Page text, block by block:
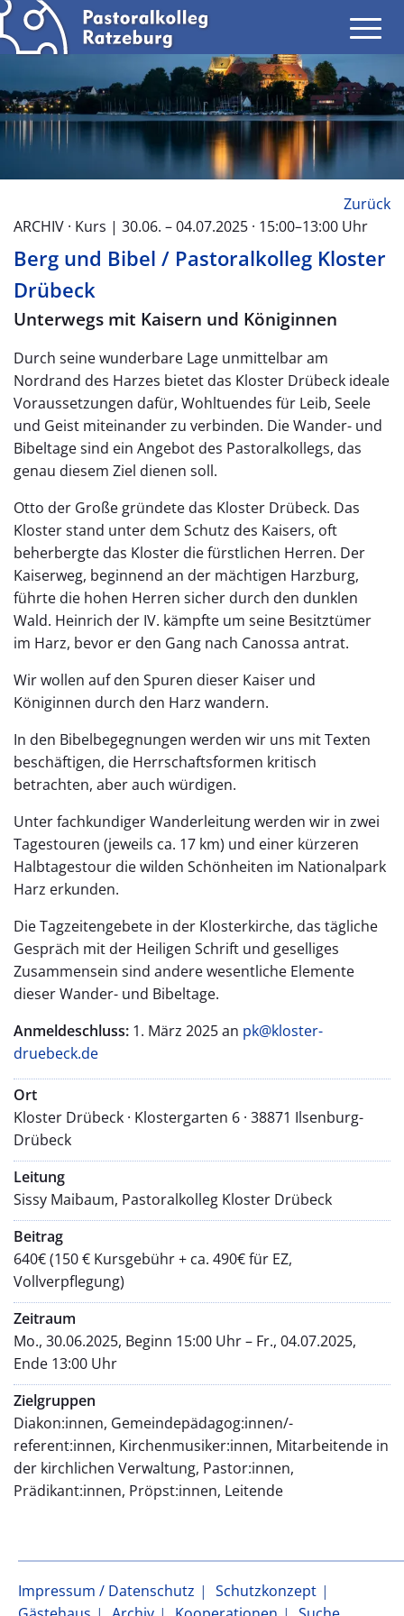
Zurück
ARCHIV · Kurs | 30.06. – 04.07.2025 · 15:00–13:00 Uhr
Berg und Bibel / Pastoralkolleg Kloster
Drübeck
Unterwegs mit Kaisern und Königinnen
Durch seine wunderbare Lage unmittelbar am
Nordrand des Harzes bietet das Kloster Drübeck ideale
Voraussetzungen dafür, Wohltuendes für Leib, Seele
und Geist miteinander zu verbinden. Die Wander- und
Bibeltage sind ein Angebot des Pastoralkollegs, das
genau diesem Ziel dienen soll.
Otto der Große gründete das Kloster Drübeck. Das
Kloster stand unter dem Schutz des Kaisers, oft
beherbergte das Kloster die fürstlichen Herren. Der
Kaiserweg, beginnend an der mächtigen Harzburg,
führte die hohen Herren sicher durch den dunklen
Wald. Heinrich der IV. kämpfte um seine Besitztümer
im Harz, bevor er den Gang nach Canossa antrat.
Wir wollen auf den Spuren dieser Kaiser und
Königinnen durch den Harz wandern.
In den Bibelbegegnungen werden wir uns mit Texten
beschäftigen, die Herrschaftsformen kritisch
betrachten, aber auch würdigen.
Unter fachkundiger Wanderleitung werden wir in zwei
Tagestouren (jeweils ca. 17 km) und einer kürzeren
Halbtagestour die wilden Schönheiten im Nationalpark
Harz erkunden.
Die Tagzeitengebete in der Klosterkirche, das tägliche
Gespräch mit der Heiligen Schrift und geselliges
Zusammensein sind andere wesentliche Elemente
dieser Wander- und Bibeltage.
Anmeldeschluss: 1. März 2025 an pk@kloster-
druebeck.de
Ort
Kloster Drübeck · Klostergarten 6 · 38871 Ilsenburg-
Drübeck
Leitung
Sissy Maibaum, Pastoralkolleg Kloster Drübeck
Beitrag
640€ (150 € Kursgebühr + ca. 490€ für EZ,
Vollverpflegung)
Zeitraum
Mo., 30.06.2025, Beginn 15:00 Uhr – Fr., 04.07.2025,
Ende 13:00 Uhr
Zielgruppen
Diakon:innen, Gemeindepädagog:innen/-
referent:innen, Kirchenmusiker:innen, Mitarbeitende in
der kirchlichen Verwaltung, Pastor:innen,
Prädikant:innen, Pröpst:innen, Leitende
Impressum / Datenschutz
Schutzkonzept